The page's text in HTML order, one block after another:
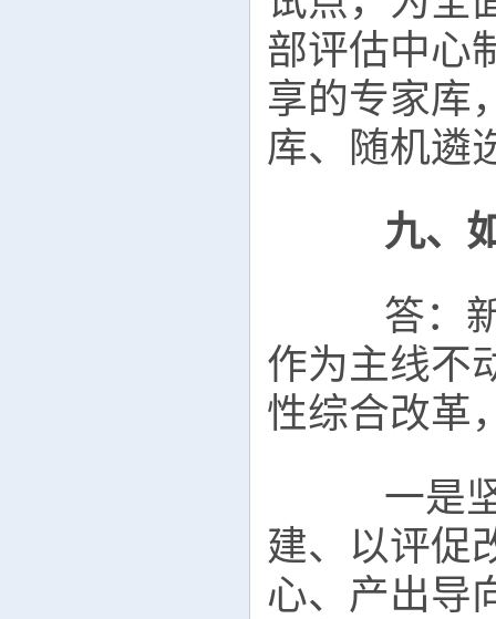
部评估中心
享的专家库
库、随机遴
九、
答：新
作为主线不
性综合改革
一是坚
建、以评促
心、产出导